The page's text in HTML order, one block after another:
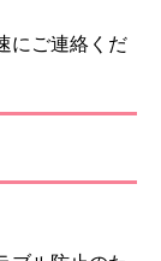
にご連絡くだ